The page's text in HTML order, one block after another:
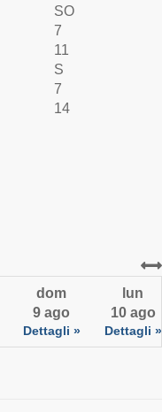
SO
7
11
S
7
14
dom
9 ago
Dettagli »
lun
10 ago
Dettagli »